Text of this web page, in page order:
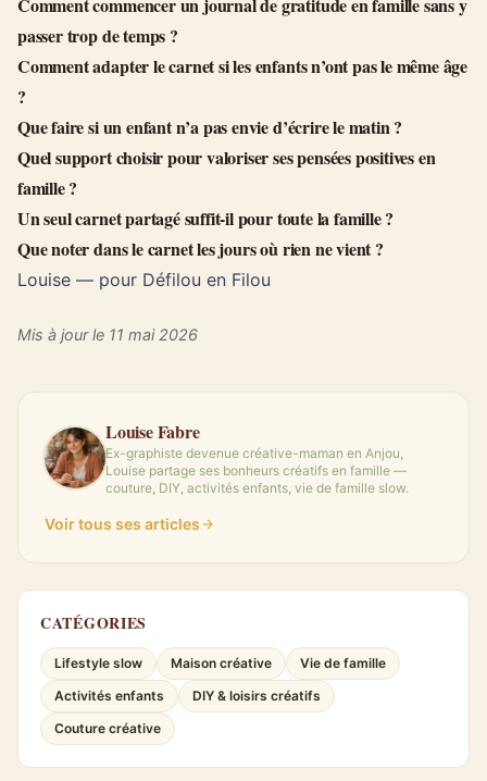
passer trop de temps ?
Comment adapter le carnet si les enfants n’ont pas le même âge
?
Que faire si un enfant n’a pas envie d’écrire le matin ?
Quel support choisir pour valoriser ses pensées positives en
famille ?
Un seul carnet partagé suffit-il pour toute la famille ?
Que noter dans le carnet les jours où rien ne vient ?
Louise — pour Défilou en Filou
Mis à jour le 11 mai 2026
Louise Fabre
Ex-graphiste devenue créative-maman en Anjou,
Louise partage ses bonheurs créatifs en famille —
couture, DIY, activités enfants, vie de famille slow.
Voir tous ses articles
CATÉGORIES
Lifestyle slow Maison créative
Vie de famille
Activités enfants
DIY & loisirs créatifs
Couture créative